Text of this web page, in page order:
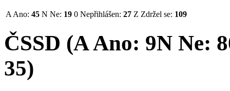
A Ano: 45 N Ne: 19 0 Nepřihlášen: 27 Z Zdržel se: 109
ČSSD (AAno: 9N Ne: 8
35)